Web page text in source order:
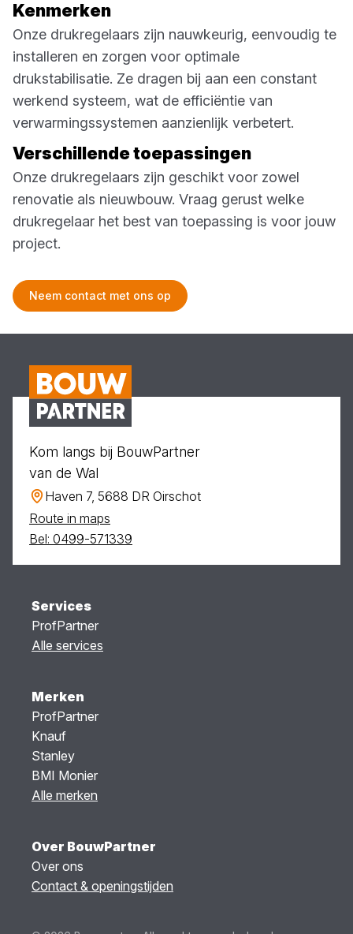
Kenmerken
Onze drukregelaars zijn nauwkeurig, eenvoudig te
installeren en zorgen voor optimale
drukstabilisatie. Ze dragen bij aan een constant
werkend systeem, wat de efficiëntie van
verwarmingssystemen aanzienlijk verbetert.
Verschillende toepassingen
Onze drukregelaars zijn geschikt voor zowel
renovatie als nieuwbouw. Vraag gerust welke
drukregelaar het best van toepassing is voor jouw
project.
Neem contact met ons op
Kom langs bij BouwPartner
van de Wal
Haven 7, 5688 DR Oirschot
Route in maps
Bel: 0499-571339
Services
ProfPartner
Alle services
Merken
ProfPartner
Knauf
Stanley
BMI Monier
Alle merken
Over BouwPartner
Over ons
Contact & openingstijden